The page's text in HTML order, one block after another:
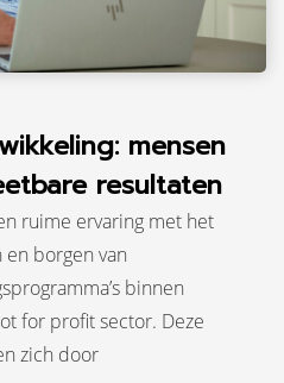
mensen
resultaten
ruime ervaring met het
borgen van
binnen
for profit sector. Deze
zich door